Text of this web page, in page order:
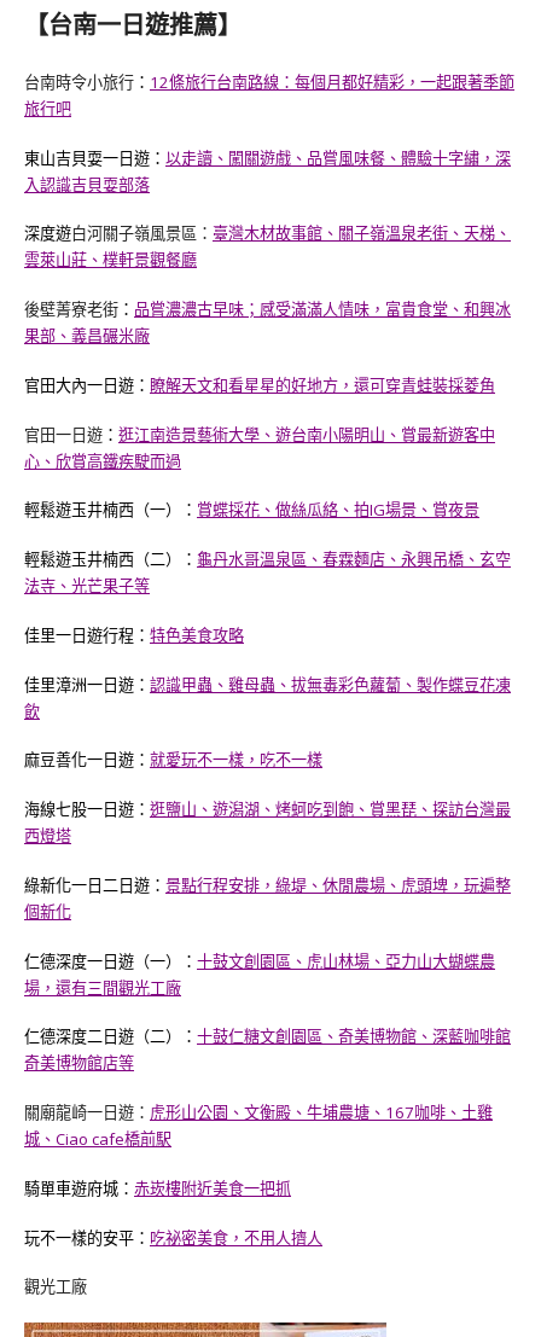
【台南一日遊推薦】
台南時令小旅行 ： 12條旅行台南路線：每個月都好精彩，一起跟著季節
旅行吧
東山吉貝耍一日遊： 以走讀、闖關遊戲、品嘗風味餐、體驗十字繡，深
入認識吉貝耍部落
深度遊白河關子嶺風景區： 臺灣木材故事館、關子嶺溫泉老街、天梯、
雲萊山莊、樸軒景觀餐廳
後壁菁寮老街 ： 品嘗濃濃古早味；感受滿滿人情味，富貴食堂、和興冰
果部、義昌碾米廠
官田大內一日遊： 瞭解天文和看星星的好地方，還可穿青蛙裝採菱角
官田一日遊 ： 逛江南造景藝術大學、遊台南小陽明山、賞最新遊客中
心、欣賞高鐵疾駛而過
輕鬆遊玉井楠西（一）： 賞蝶採花、做絲瓜絡、拍IG場景、賞夜景
輕鬆遊玉井楠西（二）： 龜丹水哥溫泉區、春霖麵店、永興吊橋、玄空
法寺、光芒果子等
佳里一日遊行程： 特色美食攻略
佳里漳洲一日遊： 認識甲蟲、雞母蟲、拔無毒彩色蘿蔔、製作蝶豆花凍
飲
麻豆善化一日遊： 就愛玩不一樣，吃不一樣
海線七股一日遊： 逛鹽山、遊潟湖、烤蚵吃到飽、賞黑琵、探訪台灣最
西燈塔
綠新化一日二日遊： 景點行程安排，綠堤、休閒農場、虎頭埤，玩遍整
個新化
仁德深度一日遊（一）： 十鼓文創園區、虎山林場、亞力山大蝴蝶農
場，還有三間觀光工廠
仁德深度二日遊（二）： 十鼓仁糖文創園區、奇美博物館、深藍咖啡館
奇美博物館店等
關廟龍崎一日遊： 虎形山公園、文衡殿、牛埔農塘、167咖啡、土雞
城、Ciao cafe橋前駅
騎單車遊府城： 赤崁樓附近美食一把抓
玩不一樣的安平： 吃祕密美食，不用人擠人
觀光工廠